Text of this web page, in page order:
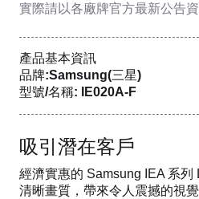
實際請以各廠牌官方最新公告資
產品基本資訊
品牌:Samsung(三星)
型號/名稱: IE020A-F
吸引潛在客戶
經濟實惠的 Samsung IEA 系列
清晰畫質，帶來令人震撼的視